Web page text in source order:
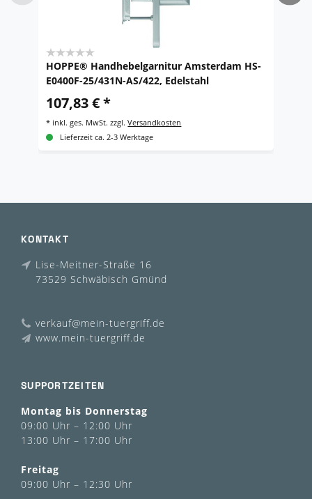
HOPPE® Handhebelgarnitur Amsterdam HS-
E0400F-25/431N-AS/422, Edelstahl
107,83 € *
* inkl. ges. MwSt. zzgl.Versandkosten
Lieferzeit ca. 2-3 Werktage
KONTAKT
Lise-Meitner-Straße 16
73529 Schwäbisch Gmünd
verkauf@mein-tuergriff.de
www.mein-tuergriff.de
SUPPORTZEITEN
Montag bis Donnerstag
09:00 Uhr – 12:00 Uhr
13:00 Uhr – 17:00 Uhr
Freitag
09:00 Uhr – 12:30 Uhr